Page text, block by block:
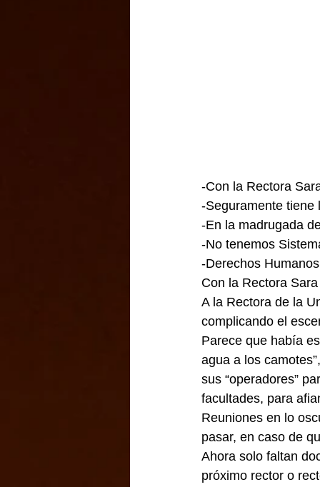
-Con la Rectora
-Seguramente tiene
-En la madrugada
-No tenemos
-Derechos
Con la Rectora
A la Rectora de la
complicando el
Parece que había
agua a los
sus “operadores”
facultades, para
Reuniones en lo
pasar, en caso de
Ahora solo faltan
próximo rector o